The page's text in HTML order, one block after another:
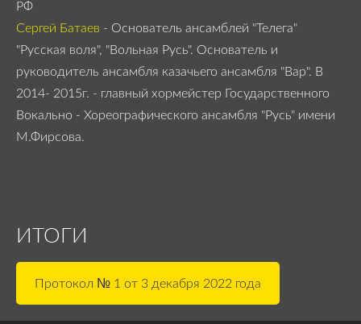
РФ
Сергей Батаев - Основатель ансамблей "Телега"
"Русская воля", "Вольная Русь". Основатель и
руководитель ансамбля казачьего ансамбля "Вар". В
2014- 2015г. - главный хормейстер Государственного
Вокально - Хореографического ансамбля "Русь" имени
М.Фирсова.
ИТОГИ
Протокол № 1 от 3 декабря 2022 года